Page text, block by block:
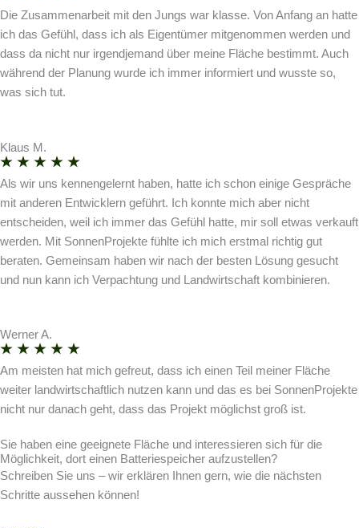
Die Zusammenarbeit mit den Jungs war klasse. Von Anfang an hatte
ich das Gefühl, dass ich als Eigentümer mitgenommen werden und
dass da nicht nur irgendjemand über meine Fläche bestimmt. Auch
während der Planung wurde ich immer informiert und wusste so,
was sich tut.
Klaus M.
Als wir uns kennengelernt haben, hatte ich schon einige Gespräche
mit anderen Entwicklern geführt. Ich konnte mich aber nicht
entscheiden, weil ich immer das Gefühl hatte, mir soll etwas verkauft
werden. Mit SonnenProjekte fühlte ich mich erstmal richtig gut
beraten. Gemeinsam haben wir nach der besten Lösung gesucht
und nun kann ich Verpachtung und Landwirtschaft kombinieren.
Werner A.
Am meisten hat mich gefreut, dass ich einen Teil meiner Fläche
weiter landwirtschaftlich nutzen kann und das es bei SonnenProjekte
nicht nur danach geht, dass das Projekt möglichst groß ist.
Sie haben eine geeignete Fläche und interessieren sich für die
Möglichkeit, dort einen Batteriespeicher aufzustellen?
Schreiben Sie uns – wir erklären Ihnen gern, wie die nächsten
Schritte aussehen können!